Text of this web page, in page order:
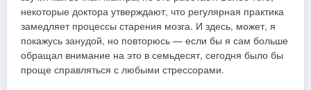
некоторые доктора утверждают, что регулярная практика
замедляет процессы старения мозга. И здесь, может, я
покажусь занудой, но повторюсь — если бы я сам больше
обращал внимание на это в семьдесят, сегодня было бы
проще справляться с любыми стрессорами.